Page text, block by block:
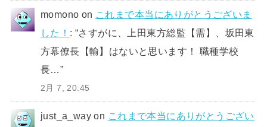
momono on これまで本当にありがとうございま
した！ : “さすがに、上田東方総監【需】、坂田東
方幕僚長【輸】はないと思います！ 職種学校
長…”
2月 7, 20:45
just_a_way on これまで本当にありがとうござい